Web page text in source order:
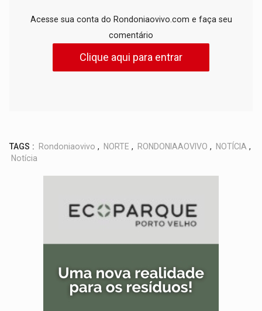
Acesse sua conta do Rondoniaovivo.com e faça seu
comentário
Clique aqui para entrar
TAGS : Rondoniaovivo , NORTE , RONDONIAAOVIVO , NOTÍCIA ,
Notícia